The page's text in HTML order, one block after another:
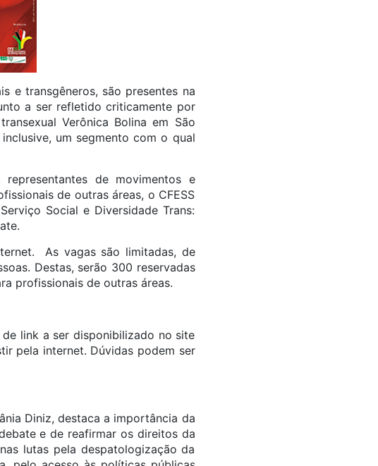
e transgêneros, são presentes na
a ser refletido criticamente por
Verônica Bolina em São
um segmento com o qual
de movimentos e
de outras áreas, o CFESS
Social e Diversidade Trans:
As vagas são limitadas, de
Destas, serão 300 reservadas
profissionais de outras áreas.
link a ser disponibilizado no site
pela internet. Dúvidas podem ser
Diniz, destaca a importância da
e de reafirmar os direitos da
lutas pela despatologização da